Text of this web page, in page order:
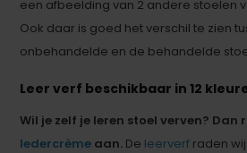
een afbeelding van 2 andere stoelen
Ook daar is goed het verschil te zien
onbehandelde en de behandelde
Leer verf beschikbaar in 12
Wil je zelf je leren stoel verven? Dan
ledercrème aan. De leerverf raden